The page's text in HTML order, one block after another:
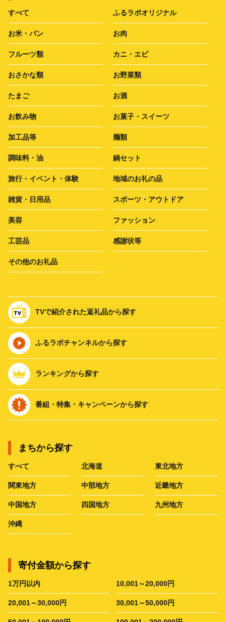
すべて ふるラボオリジナル
お米・パン お肉
フルーツ類 カニ・エビ
おさかな類 お野菜類
たまご お酒
お飲み物 お菓子・スイーツ
加工品等 麺類
調味料・油 鍋セット
旅行・イベント・体験 地域のお礼の品
雑貨・日用品 スポーツ・アウトドア
美容 ファッション
工芸品 感謝状等
その他のお礼品
TVで紹介された返礼品から探す
ふるラボチャンネルから探す
ランキングから探す
番組・特集・キャンペーンから探す
まちから探す
すべて 北海道 東北地方
関東地方 中部地方 近畿地方
中国地方 四国地方 九州地方
沖縄
寄付金額から探す
1万円以内 10,001～20,000円
20,001～30,000円 30,001～50,000円